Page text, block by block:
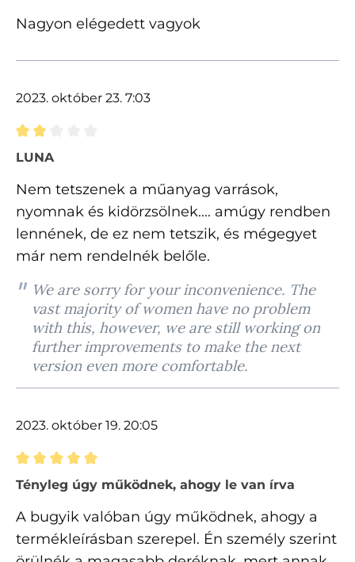
Nagyon elégedett vagyok
2023. október 23. 7:03
Értékelés 2 of 5 csillagok besorolásával
LUNA
Nem tetszenek a műanyag varrások,
nyomnak és kidörzsölnek.... amúgy rendben
lennének, de ez nem tetszik, és mégegyet
már nem rendelnék belőle.
We are sorry for your inconvenience. The
vast majority of women have no problem
with this, however, we are still working on
further improvements to make the next
version even more comfortable.
2023. október 19. 20:05
Értékelés 5 of 5 csillagok besorolásával
Tényleg úgy működnek, ahogy le van írva
A bugyik valóban úgy működnek, ahogy a
termékleírásban szerepel. Én személy szerint